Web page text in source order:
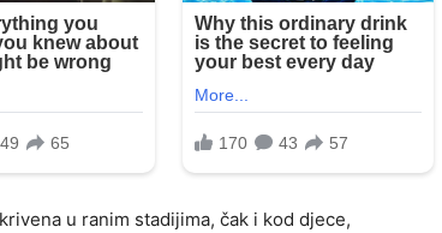
u ranim stadijima, čak i kod djece,